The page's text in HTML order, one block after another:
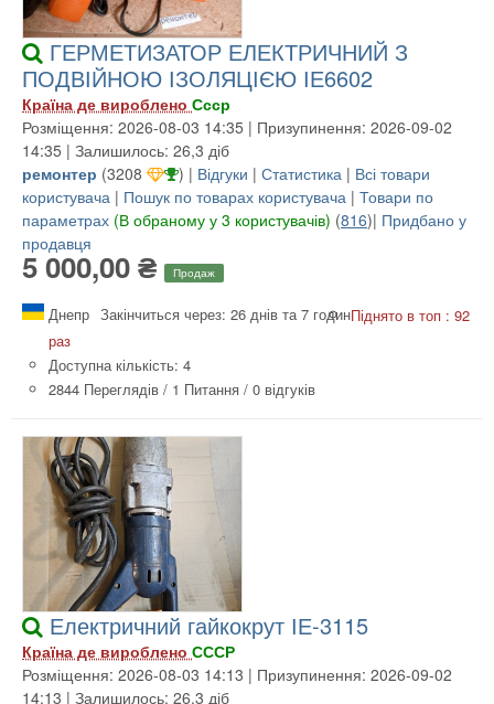
ГЕРМЕТИЗАТОР ЕЛЕКТРИЧНИЙ З
ПОДВІЙНОЮ ІЗОЛЯЦІЄЮ ІЕ6602
Країна де вироблено Ссср
Розміщення: 2026-08-03 14:35 | Призупинення: 2026-09-02
14:35 | Залишилось: 26,3 діб
ремонтер (3208 ) | Відгуки | Статистика | Всі товари
користувача | Пошук по товарах користувача | Товари по
параметрах (В обраному у 3 користувачів) (816)| Придбано у
продавця
5 000,00 ₴ Продаж
Днепр Закінчиться через: 26 днів та 7 годинПіднято в топ : 92
раз
Доступна кількість: 4
2844 Переглядів / 1 Питання / 0 відгуків
Електричний гайкокрут ІЕ-3115
Країна де вироблено СССР
Розміщення: 2026-08-03 14:13 | Призупинення: 2026-09-02
14:13 | Залишилось: 26,3 діб